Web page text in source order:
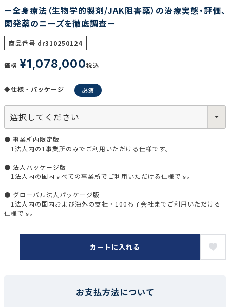
リセット 検索する
ー全身療法（生物学的製剤/JAK阻害薬）の治療実態・評価、
開発薬のニーズを徹底調査ー
商品番号 dr310250124
価格 ¥1,078,000税込
◆仕様・パッケージ
● 事業所内限定版
1法人内の1事業所のみでご利用いただける仕様です。
● 法人パッケージ版
1法人内の国内すべての事業所でご利用いただける仕様です。
● グローバル法人パッケージ版
1法人内の国内および海外の支社・100％子会社までご利用いただける
仕様です。
カートに入れる
お支払方法について